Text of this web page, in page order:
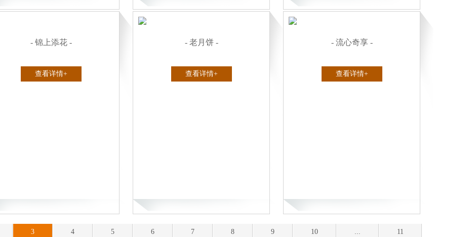
- 锦上添花 -
查看详情+
- 老月饼 -
查看详情+
- 流心奇享 -
查看详情+
3 4 5 6 7 8 9 10 11